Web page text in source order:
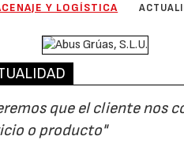
Y LOGÍSTICA
que el cliente nos
o producto"